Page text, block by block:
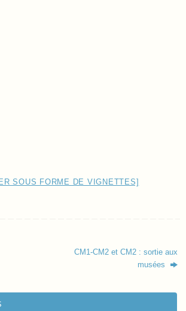
SOUS FORME DE VIGNETTES]
CM1-CM2 et CM2 : sortie aux
musées